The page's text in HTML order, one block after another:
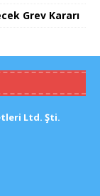
Grev Kararı
Ltd. Şti.